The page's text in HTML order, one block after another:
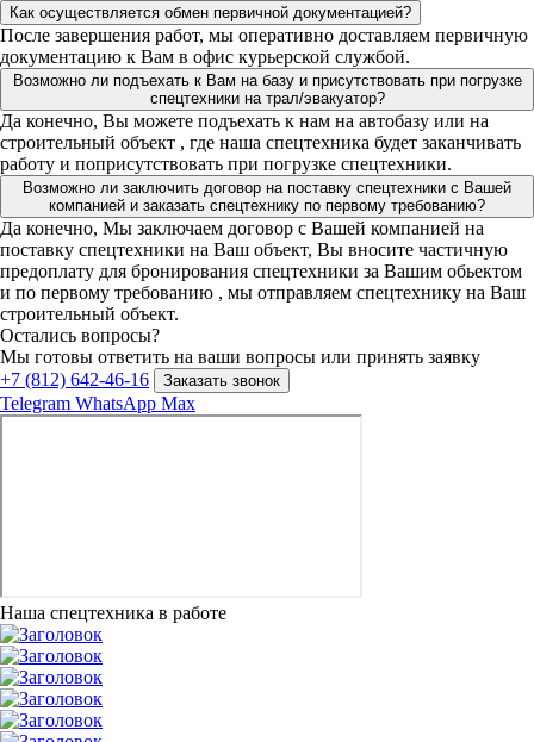
Как осуществляется обмен первичной документацией?
После завершения работ, мы оперативно доставляем первичную
документацию к Вам в офис курьерской службой.
Возможно ли подъехать к Вам на базу и присутствовать при погрузке
спецтехники на трал/эвакуатор?
Да конечно, Вы можете подъехать к нам на автобазу или на
строительный объект , где наша спецтехника будет заканчивать
работу и поприсутствовать при погрузке спецтехники.
Возможно ли заключить договор на поставку спецтехники с Вашей
компанией и заказать спецтехнику по первому требованию?
Да конечно, Мы заключаем договор с Вашей компанией на
поставку спецтехники на Ваш объект, Вы вносите частичную
предоплату для бронирования спецтехники за Вашим обьектом
и по первому требованию , мы отправляем спецтехнику на Ваш
строительный объект.
Остались вопросы?
Мы готовы ответить на ваши вопросы или принять заявку
+7 (812) 642-46-16
Заказать звонок
Telegram WhatsApp Max
Наша спецтехника в работе